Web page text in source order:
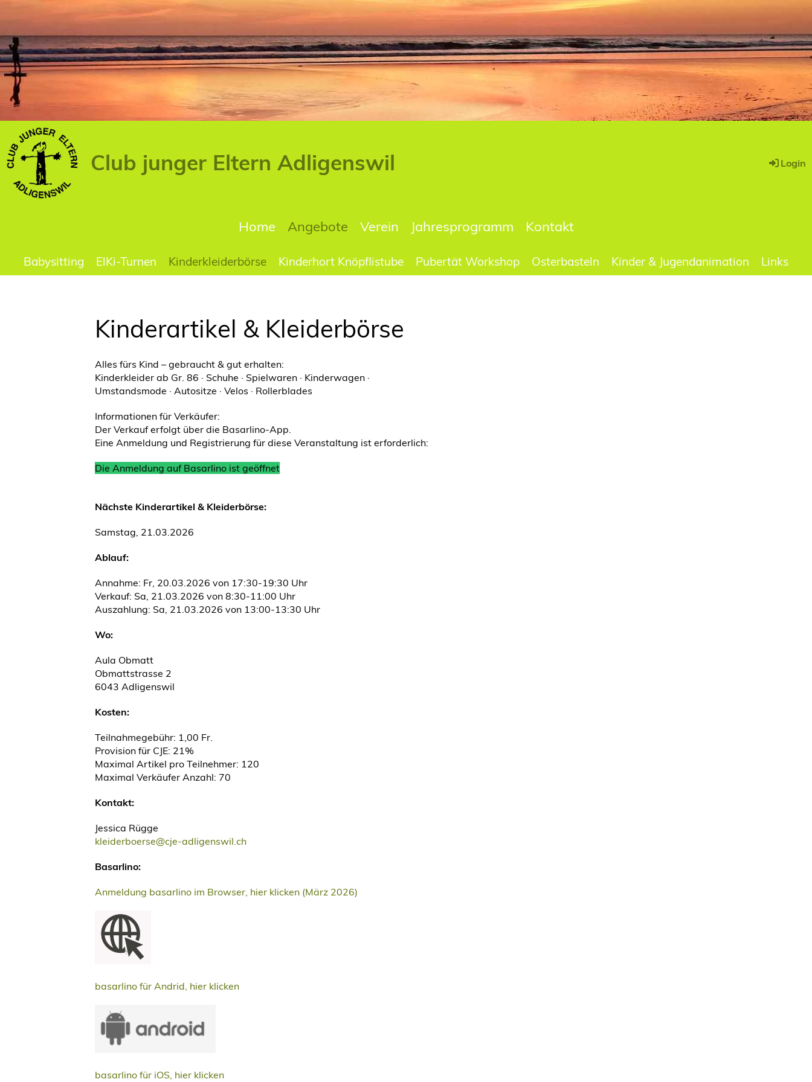
Club junger Eltern Adligenswil Login
Home Angebote Verein Jahresprogramm Kontakt
Babysitting ElKi-Turnen Kinderkleiderbörse Kinderhort Knöpflistube Pubertät Workshop Osterbasteln Kinder & Jugendanimation Links
Kinderartikel & Kleiderbörse
Alles fürs Kind – gebraucht & gut erhalten:
Kinderkleider ab Gr. 86 · Schuhe · Spielwaren · Kinderwagen ·
Umstandsmode · Autositze · Velos · Rollerblades
Informationen für Verkäufer:
Der Verkauf erfolgt über die Basarlino-App.
Eine Anmeldung und Registrierung für diese Veranstaltung ist erforderlich:
Die Anmeldung auf Basarlino ist geöffnet
Nächste Kinderartikel & Kleiderbörse:
Samstag, 21.03.2026
Ablauf:
Annahme: Fr, 20.03.2026 von 17:30-19:30 Uhr
Verkauf: Sa, 21.03.2026 von 8:30-11:00 Uhr
Auszahlung: Sa, 21.03.2026 von 13:00-13:30 Uhr
Wo:
Aula Obmatt
Obmattstrasse 2
6043 Adligenswil
Kosten:
Teilnahmegebühr: 1,00 Fr.
Provision für CJE: 21%
Maximal Artikel pro Teilnehmer: 120
Maximal Verkäufer Anzahl: 70
Kontakt:
Jessica Rügge
kleiderboerse@cje-adligenswil.ch
Basarlino:
Anmeldung basarlino im Browser, hier klicken (März 2026)
basarlino für Andrid, hier klicken
basarlino für iOS, hier klicken